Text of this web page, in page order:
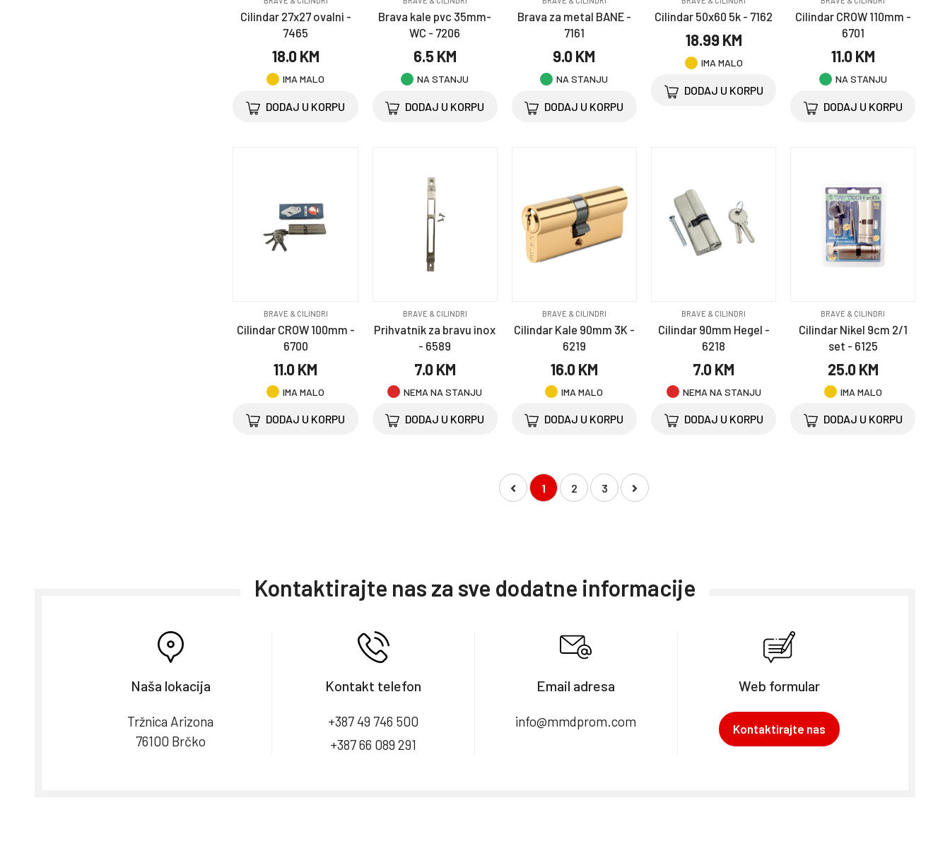
Cilindar 27x27 ovalni -
7465
18.0 KM
IMA MALO
DODAJ U KORPU
Brava kale pvc 35mm-
WC - 7206
6.5 KM
NA STANJU
DODAJ U KORPU
Brava za metal BANE -
7161
9.0 KM
NA STANJU
DODAJ U KORPU
Cilindar 50x60 5k - 7162
18.99 KM
IMA MALO
DODAJ U KORPU
Cilindar CROW 110mm -
6701
11.0 KM
NA STANJU
DODAJ U KORPU
BRAVE & CILINDRI
Cilindar CROW 100mm -
6700
11.0 KM
IMA MALO
DODAJ U KORPU
BRAVE & CILINDRI
Prihvatnik za bravu inox
- 6589
7.0 KM
NEMA NA STANJU
DODAJ U KORPU
BRAVE & CILINDRI
Cilindar Kale 90mm 3K -
6219
16.0 KM
IMA MALO
DODAJ U KORPU
BRAVE & CILINDRI
Cilindar 90mm Hegel -
6218
7.0 KM
NEMA NA STANJU
DODAJ U KORPU
BRAVE & CILINDRI
Cilindar Nikel 9cm 2/1
set - 6125
25.0 KM
IMA MALO
DODAJ U KORPU
1 2 3
Kontaktirajte nas za sve dodatne informacije
Naša lokacija
Tržnica Arizona
76100 Brčko
Kontakt telefon
+387 49 746 500
+387 66 089 291
Email adresa
info@mmdprom.com
Web formular
Kontaktirajte nas